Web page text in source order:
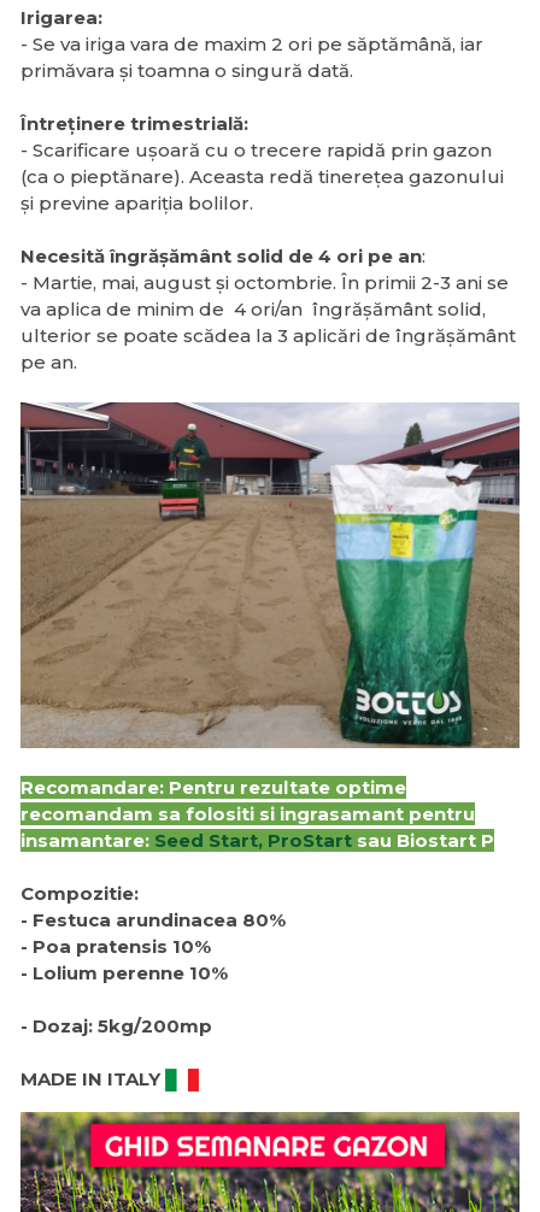
Irigarea:
- Se va iriga vara de maxim 2 ori pe săptămână, iar
primăvara și toamna o singură dată.
Întreținere trimestrială:
- Scarificare ușoară cu o trecere rapidă prin gazon
(ca o pieptănare). Aceasta redă tinerețea gazonului
și previne apariția bolilor.
Necesită îngrășământ solid de 4 ori pe an:
- Martie, mai, august și octombrie. În primii 2-3 ani se
va aplica de minim de 4 ori/an îngrășământ solid,
ulterior se poate scădea la 3 aplicări de îngrășământ
pe an.
Recomandare: Pentru rezultate optime
recomandam sa folositi si ingrasamant pentru
insamantare: Seed Start, ProStart sau Biostart P
Compozitie:
- Festuca arundinacea 80%
- Poa pratensis 10%
- Lolium perenne 10%
- Dozaj: 5kg/200mp
MADE IN ITALY